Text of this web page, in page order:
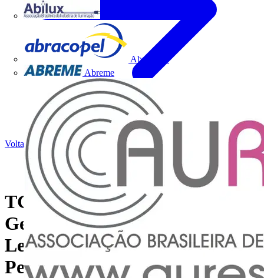
Abracopel
Abreme
Voltar para Notícias
TGC - Tecnologia para
Gerenciamento de Cabos (
Leitos, Eletrocalhas e
Perfilados)